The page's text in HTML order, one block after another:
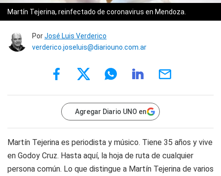
Martín Tejerina, reinfectado de coronavirus en Mendoza.
PorJosé Luis Verderico
verderico.joseluis@diariouno.com.ar
Agregar Diario UNO en
Martín Tejerina es periodista y músico. Tiene 35 años y vive
en Godoy Cruz. Hasta aquí, la hoja de ruta de cualquier
persona común. Lo que distingue a Martín Tejerina de varios